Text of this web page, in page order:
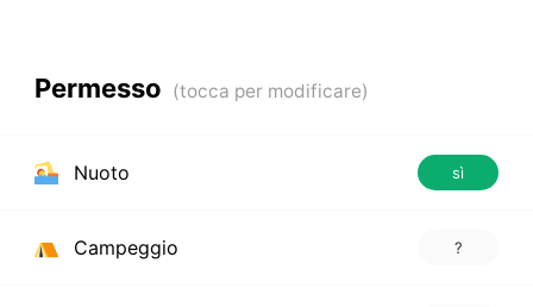
Permesso
Nuoto sì
Campeggio ?